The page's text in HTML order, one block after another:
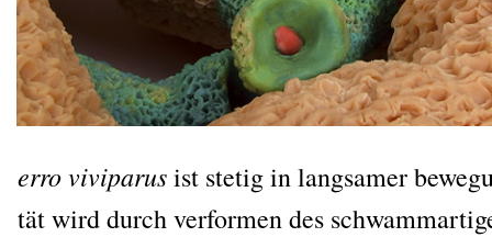
erro vivipa­rusist ste­tig in lang­sa­mer
tät wird durch ver­for­men des